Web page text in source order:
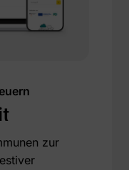
zur